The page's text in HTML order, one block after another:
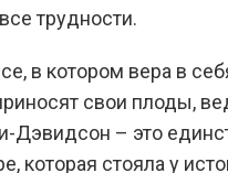
трудности.
в котором вера в
свои плоды,
Дэвидсон – это
которая стояла у